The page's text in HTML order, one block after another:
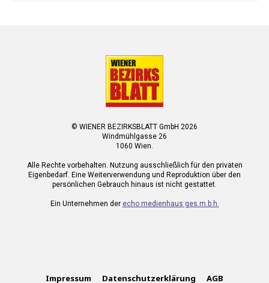
© WIENER BEZIRKSBLATT GmbH 2026
Windmühlgasse 26
1060 Wien.
Alle Rechte vorbehalten. Nutzung ausschließlich für den privaten
Eigenbedarf. Eine Weiterverwendung und Reproduktion über den
persönlichen Gebrauch hinaus ist nicht gestattet.
Ein Unternehmen der echo medienhaus ges.m.b.h.
Impressum Datenschutzerklärung AGB